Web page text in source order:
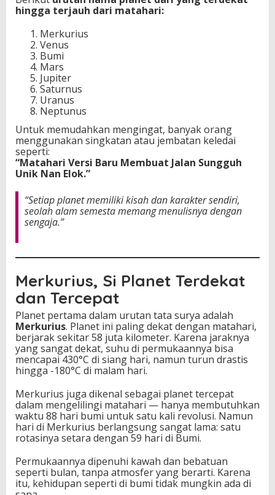
hingga terjauh dari matahari:
Merkurius
Venus
Bumi
Mars
Jupiter
Saturnus
Uranus
Neptunus
Untuk memudahkan mengingat, banyak orang
menggunakan singkatan atau jembatan keledai
seperti:
“Matahari Versi Baru Membuat Jalan Sungguh
Unik Nan Elok.”
“Setiap planet memiliki kisah dan karakter sendiri,
seolah alam semesta memang menulisnya dengan
sengaja.”
Merkurius, Si Planet Terdekat
dan Tercepat
Planet pertama dalam urutan tata surya adalah
Merkurius. Planet ini paling dekat dengan matahari,
berjarak sekitar 58 juta kilometer. Karena jaraknya
yang sangat dekat, suhu di permukaannya bisa
mencapai 430°C di siang hari, namun turun drastis
hingga -180°C di malam hari.
Merkurius juga dikenal sebagai planet tercepat
dalam mengelilingi matahari — hanya membutuhkan
waktu 88 hari bumi untuk satu kali revolusi. Namun
hari di Merkurius berlangsung sangat lama: satu
rotasinya setara dengan 59 hari di Bumi.
Permukaannya dipenuhi kawah dan bebatuan
seperti bulan, tanpa atmosfer yang berarti. Karena
itu, kehidupan seperti di bumi tidak mungkin ada di